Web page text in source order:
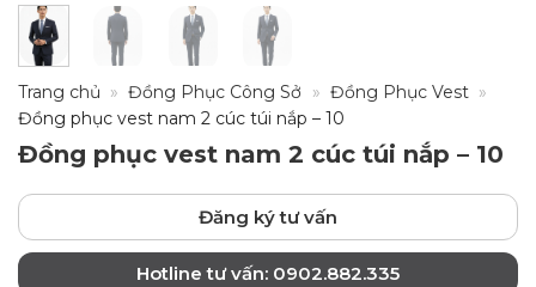
Trang chủ » Đồng Phục Công Sở » Đồng Phục Vest »
Đồng phục vest nam 2 cúc túi nắp – 10
Đồng phục vest nam 2 cúc túi nắp – 10
Đăng ký tư vấn
Hotline tư vấn: 0902.882.335